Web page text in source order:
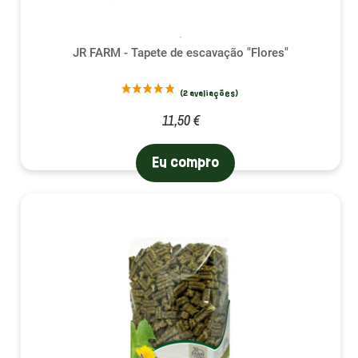
JR FARM - Tapete de escavação "Flores"
11,50 €
Eu compro